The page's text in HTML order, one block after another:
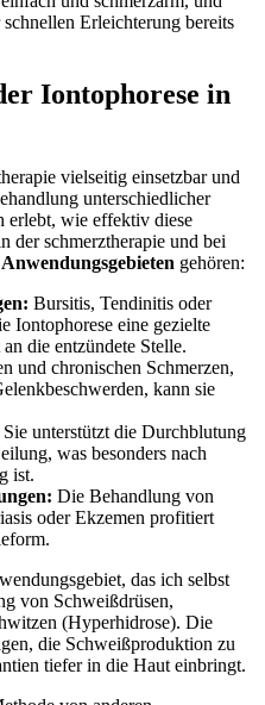
Erleichterung‌ bereits
Iontophorese‌ in‌
vielseitig einsetzbar ⁤und
⁢unterschiedlicher
erlebt, wie effektiv diese
⁣der‌ schmerztherapie und bei
Anwendungsgebieten gehören:
Bursitis, Tendinitis oder
Iontophorese eine gezielte
die entzündete Stelle.
und⁢ chronischen Schmerzen,
kann sie
Sie⁣ unterstützt die Durchblutung
was ⁣besonders ⁢nach
ist.
Die ⁤Behandlung von⁢
oder Ekzemen profitiert
​das ich selbst
von Schweißdrüsen,
(Hyperhidrose). Die
die Schweißproduktion ⁣zu
tiefer⁢ in die Haut einbringt.